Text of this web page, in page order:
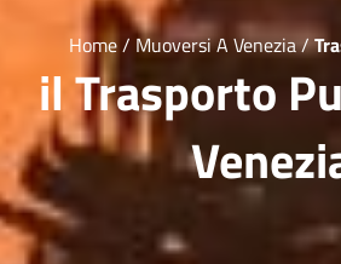
Home/ Muoversi A Venezia/
il Trasporto